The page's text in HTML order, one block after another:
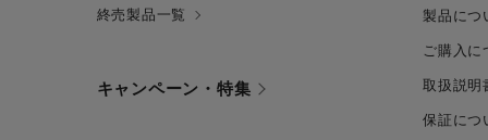
終売製品一覧
キャンペーン・特集
製品につ
ご購入
取扱説明
保証につ